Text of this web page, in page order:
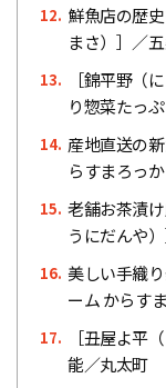
12. 鮮魚店の歴
まさ）］／
13.
［錦平野（
り惣菜たっ
14. 産地直送の
らすまろっ
15. 老舗お茶漬
うにだんや
16. 美しい手織
ーム からす
17.
［丑屋よ平
能／丸太町